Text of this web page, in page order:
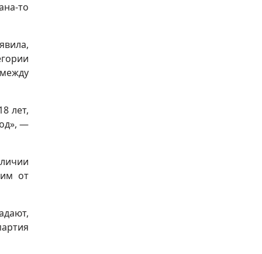
то
лет,
—
от